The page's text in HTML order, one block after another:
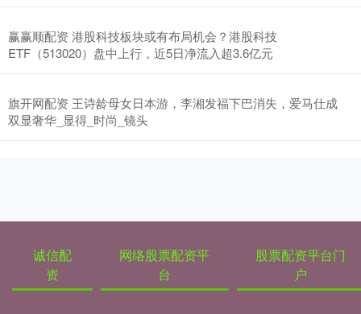
赢赢顺配资 港股科技板块或有布局机会？港股科技
ETF（513020）盘中上行，近5日净流入超3.6亿元
旗开网配资 王诗龄母女日本游，李湘发福下巴消失，爱马仕成
双显奢华_显得_时尚_镜头
诚信配
资
网络股票配资平
台
股票配资平台门
户